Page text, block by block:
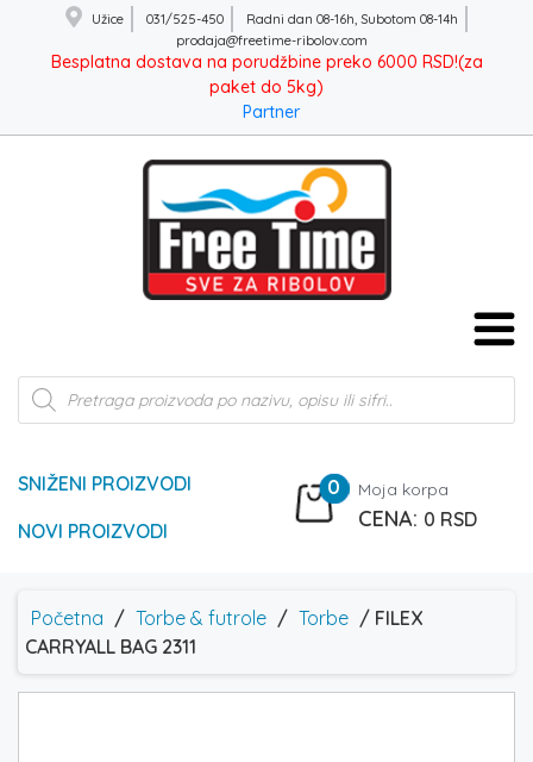
Užice 031/525-450
Radni dan 08-16h, Subotom 08-14h
prodaja@freetime-ribolov.com
Besplatna dostava na porudžbine preko 6000 RSD!(za
paket do 5kg)
Partner
Products
search
SNIŽENI PROIZVODI
NOVI PROIZVODI
0 Moja korpa
0 RSD
Početna / Torbe & futrole / Torbe / FILEX
CARRYALL BAG 2311